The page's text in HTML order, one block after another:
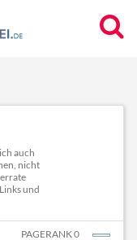
auch
nicht
und
PAGERANK 0